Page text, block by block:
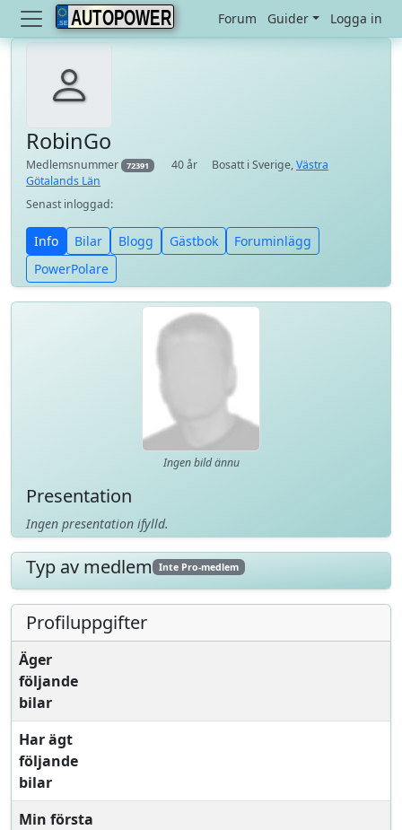
AUTOPOWER Forum Guider Logga in
RobinGo
Medlemsnummer 72391 40 år Bosatt i Sverige,Västra
Götalands Län
Senast inloggad:
Info Bilar Blogg Gästbok
Foruminlägg
PowerPolare
Ingen bild ännu
Presentation
Ingen presentation ifylld.
Typ av medlem Inte Pro-medlem
Profiluppgifter
Äger
följande
bilar
Har ägt
följande
bilar
Min första